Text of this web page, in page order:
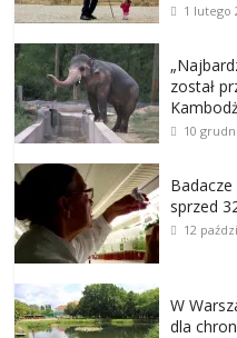
1 lutego
został
10
sprzed
12
W
dla